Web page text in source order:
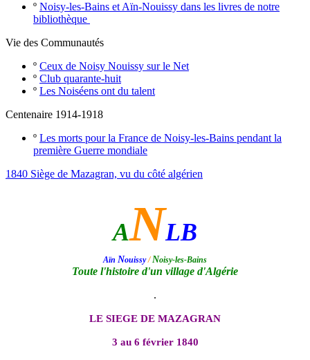
º Noisy-les-Bains et Aïn-Nouissy dans les livres de notre
bibliothèque
Vie des Communautés
º Ceux de Noisy Nouissy sur le Net
º Club quarante-huit
º Les Noiséens ont du talent
Centenaire 1914-1918
º Les morts pour la France de Noisy-les-Bains pendant la
première Guerre mondiale
1840 Siège de Mazagran, vu du côté algérien
ANLB
Aïn Nouissy/Noisy-les-Bains
Toute l'histoire d'un village d'Algérie
.
LE SIEGE DE MAZAGRAN
3 au 6 février 1840